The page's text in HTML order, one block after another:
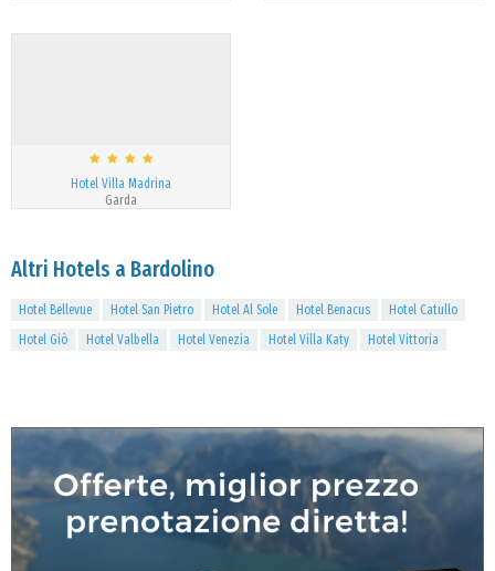
Hotel Villa Madrina
Garda
Altri Hotels a Bardolino
Hotel Bellevue Hotel San Pietro Hotel Al Sole Hotel Benacus
Hotel Catullo
Hotel Giò
Hotel Valbella Hotel Venezia Hotel Villa Katy Hotel Vittoria